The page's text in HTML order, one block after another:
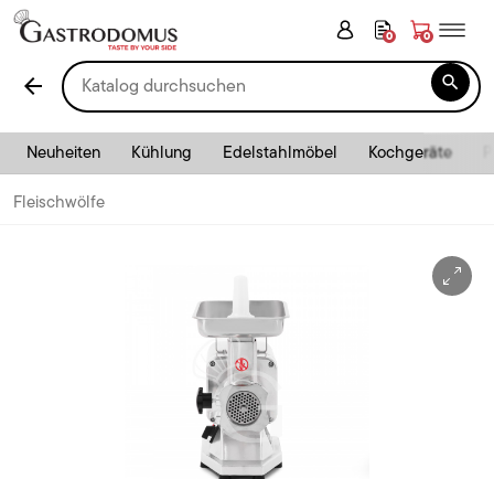
0 0
arrow_back 
Neuheiten Kühlung Edelstahlmöbel Kochgeräte
Fleischwölfe